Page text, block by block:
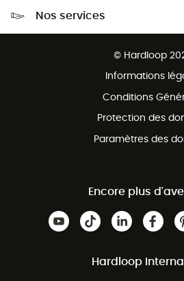
Nos services
© Hardloop
Informations
Conditions
Protection des
Paramètres des
Encore plus
Hardloop